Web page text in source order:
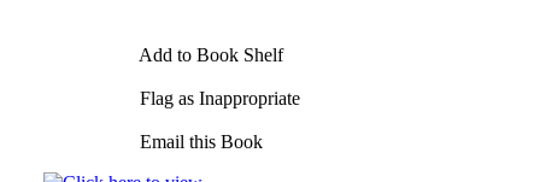
Add to Book Shelf
Flag as Inappropriate
Email this Book